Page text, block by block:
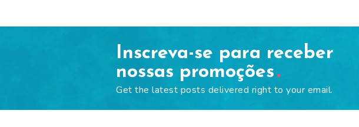
Inscreva-se para receber
nossas promoções
Get the latest posts delivered right to your email.